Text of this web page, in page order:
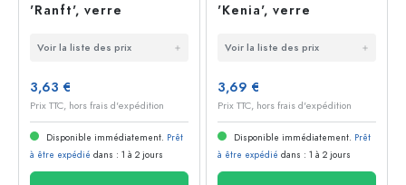
'Ranft', verre
Voir la liste des prix
3,63 €
Prix TTC, hors frais d'expédition
Disponible immédiatement. Prêt
à être expédié dans : 1 à 2 jours
'Kenia', verre
Voir la liste des prix
3,69 €
Prix TTC, hors frais d'expédition
Disponible immédiatement. Prêt
à être expédié dans : 1 à 2 jours